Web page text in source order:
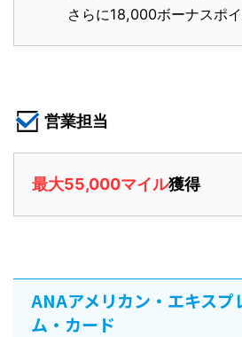
さらに18,000ボーナスポ
営業担当
最大55,000マイル獲得
ANAアメリカン・エキスプ
ム・カード